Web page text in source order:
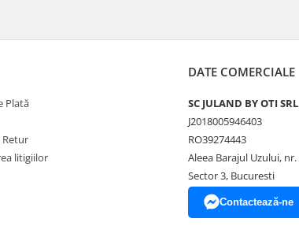
Plată
Retur
litigiilor
DATE COMERCIALE
SC JULAND BY OTI SRL
J2018005946403
RO39274443
Aleea Barajul Uzului, nr.
Sector 3, Bucuresti
Contactează-ne